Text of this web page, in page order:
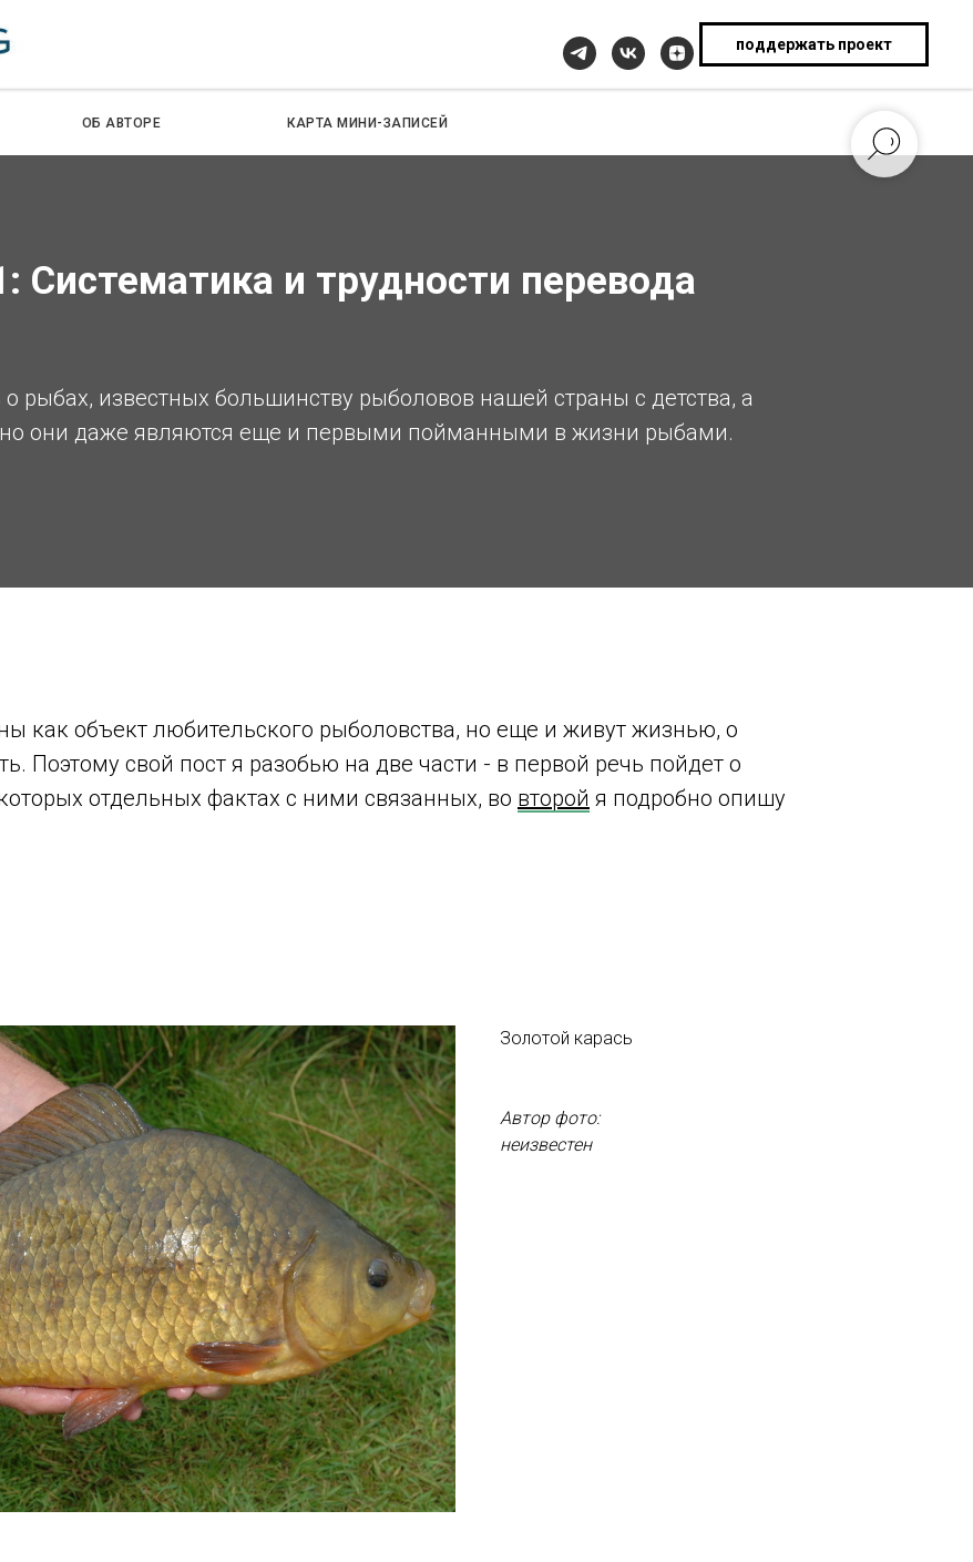
поддержать проект
ОБ АВТОРЕ КАРТА МИНИ-ЗАПИСЕЙ
Систематика и трудности перевода
о рыбах, известных большинству рыболовов нашей страны с детства, а
они даже являются еще и первыми пойманными в жизни рыбами.
как объект любительского рыболовства, но еще и живут жизнью, о
Поэтому свой пост я разобью на две части - в первой речь пойдет о
отдельных фактах с ними связанных, во второй я подробно опишу
Золотой карась
Автор фото:
неизвестен